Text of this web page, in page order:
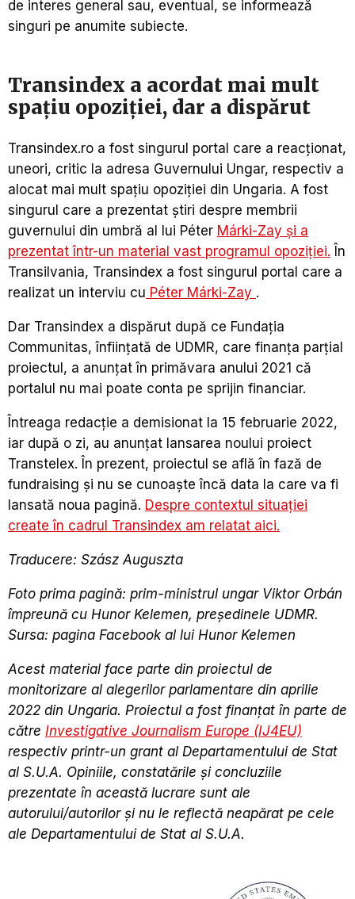
de interes general sau, eventual, se informează
singuri pe anumite subiecte.
Transindex a acordat mai mult
spațiu opoziției, dar a dispărut
Transindex.ro a fost singurul portal care a reacționat,
uneori, critic la adresa Guvernului Ungar, respectiv a
alocat mai mult spațiu opoziției din Ungaria. A fost
singurul care a prezentat știri despre membrii
guvernului din umbră al lui Péter Márki-Zay și a
prezentat într-un material vast programul opoziției. În
Transilvania, Transindex a fost singurul portal care a
realizat un interviu cu Péter Márki-Zay .
Dar Transindex a dispărut după ce Fundația
Communitas, înființată de UDMR, care finanța parțial
proiectul, a anunțat în primăvara anului 2021 că
portalul nu mai poate conta pe sprijin financiar.
Întreaga redacție a demisionat la 15 februarie 2022,
iar după o zi, au anunțat lansarea noului proiect
Transtelex. În prezent, proiectul se află în fază de
fundraising și nu se cunoaște încă data la care va fi
lansată noua pagină. Despre contextul situației
create în cadrul Transindex am relatat aici.
Traducere: Szász Auguszta
Foto prima pagină: prim-ministrul ungar Viktor Orbán
împreună cu Hunor Kelemen, președinele UDMR.
Sursa: pagina Facebook al lui Hunor Kelemen
Acest material face parte din proiectul de
monitorizare al alegerilor parlamentare din aprilie
2022 din Ungaria. Proiectul a fost finanțat în parte de
către Investigative Journalism Europe (IJ4EU)
respectiv printr-un grant al Departamentului de Stat
al S.U.A. Opiniile, constatările şi concluziile
prezentate în această lucrare sunt ale
autorului/autorilor şi nu le reflectă neapărat pe cele
ale Departamentului de Stat al S.U.A.